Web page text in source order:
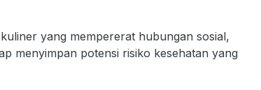
yang mempererat hubungan sosial,
menyimpan potensi risiko kesehatan yang